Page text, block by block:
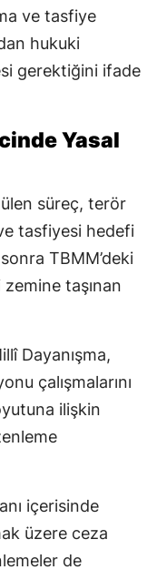
ve tasfiye
hukuki
gerektiğini ifade
Yasal
süreç, terör
tasfiyesi hedefi
TBMM’deki
taşınan
Dayanışma,
çalışmalarını
ilişkin
içerisinde
üzere ceza
de